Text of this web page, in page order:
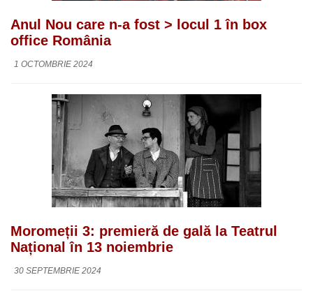
Anul Nou care n-a fost > locul 1 în box
office România
1 OCTOMBRIE 2024
Moromeții 3: premieră de gală la Teatrul
Național în 13 noiembrie
30 SEPTEMBRIE 2024